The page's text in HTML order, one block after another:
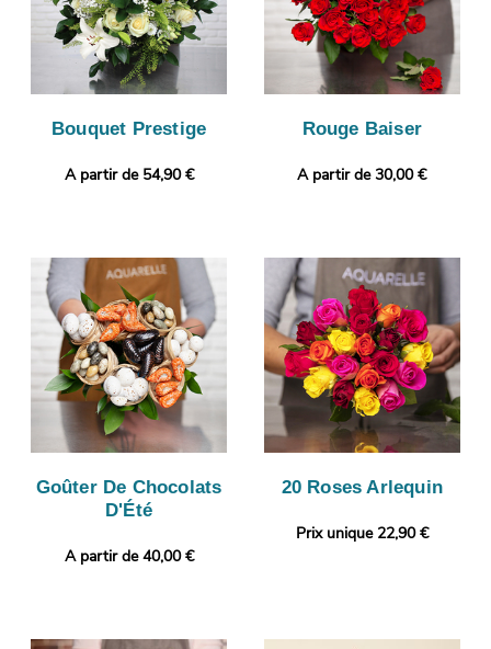
Bouquet Prestige
A partir de 54,90 €
Rouge Baiser
A partir de 30,00 €
Goûter De Chocolats
D'Été
A partir de 40,00 €
20 Roses Arlequin
Prix unique 22,90 €